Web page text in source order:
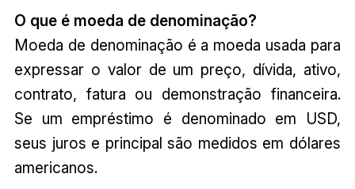
O que é moeda de denominação?
Moeda de denominação é a moeda usada para
expressar o valor de um preço, dívida, ativo,
contrato, fatura ou demonstração financeira.
Se um empréstimo é denominado em USD,
seus juros e principal são medidos em dólares
americanos.